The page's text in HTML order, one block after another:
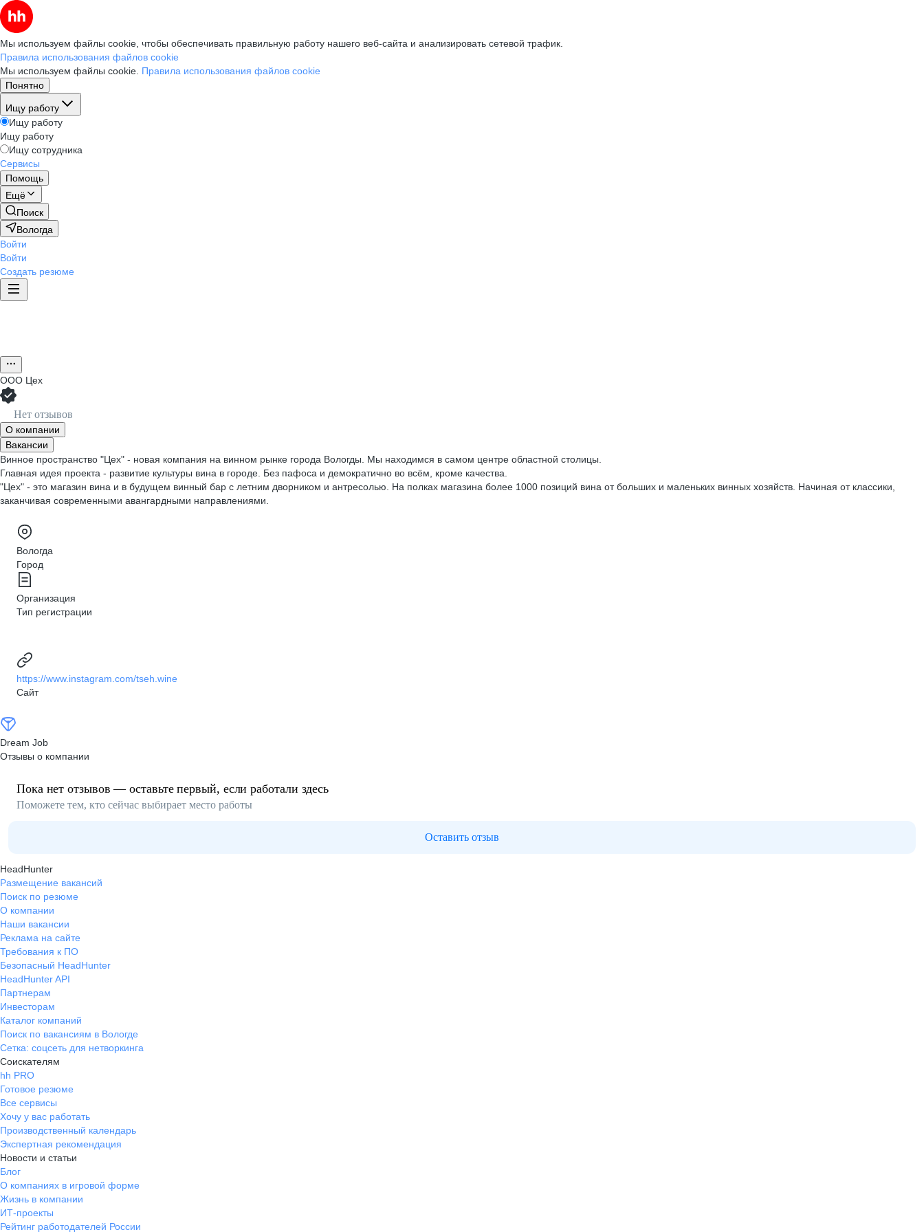
Мы используем файлы cookie, чтобы обеспечивать правильную работу нашего веб-сайта и анализировать сетевой трафик.
Правила использования файлов cookie
Мы используем файлы cookie. Правила использования файлов cookie
Понятно
Ищу работу
Ищу работу
Ищу работу
Ищу сотрудника
Сервисы
Помощь
Ещё
Поиск
Вологда
Войти
Войти
Создать резюме
ООО Цех
Нет отзывов
О компании
Вакансии
Винное пространство "Цех" - новая компания на винном рынке города Вологды. Мы находимся в самом центре областной столицы.
Главная идея проекта - развитие культуры вина в городе. Без пафоса и демократично во всём, кроме качества.
"Цех" - это магазин вина и в будущем винный бар с летним дворником и антресолью. На полках магазина более 1000 позиций вина от больших и маленьких винных хозяйств. Начиная от классики,
заканчивая современными авангардными направлениями.
Вологда
Город
Организация
Тип регистрации
https://www.instagram.com/tseh.wine
Сайт
Dream Job
Отзывы о компании
Пока нет отзывов — оставьте первый, если работали здесь
Поможете тем, кто сейчас выбирает место работы
Оставить отзыв
HeadHunter
Размещение вакансий
Поиск по резюме
О компании
Наши вакансии
Реклама на сайте
Требования к ПО
Безопасный HeadHunter
HeadHunter API
Партнерам
Инвесторам
Каталог компаний
Поиск по вакансиям в Вологде
Сетка: соцсеть для нетворкинга
Соискателям
hh PRO
Готовое резюме
Все сервисы
Хочу у вас работать
Производственный календарь
Экспертная рекомендация
Новости и статьи
Блог
О компаниях в игровой форме
Жизнь в компании
ИТ-проекты
Рейтинг работодателей России